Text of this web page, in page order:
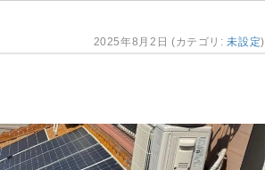
2025年8月2日 (カテゴリ:未設定)